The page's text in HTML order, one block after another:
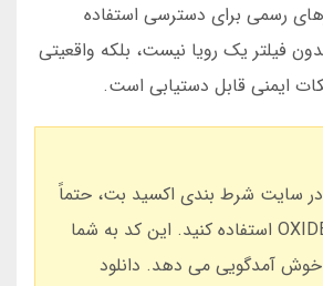
رسمی برای دسترسی استفاده
فیلتر یک رویا نیست، بلکه واقعیتی
ایمنی قابل دستیابی است.
سایت شرط بندی اکسید بت، حتماً
از کد تخفیف OXIDE90 استفاده کنید. این کد به شما
خوش آمدگویی می دهد. دانلود